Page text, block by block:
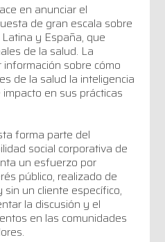
en anunciar el
de gran escala sobre
y España, que
de la salud. La
sobre cómo
de la salud la inteligencia
en sus prácticas
forma parte del
social corporativa de
un esfuerzo por
público, realizado de
un cliente específico,
la discusión y el
en las comunidades